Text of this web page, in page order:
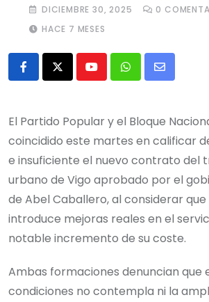
DICIEMBRE 30, 2025 0
HACE 7 MESES
YoutubeWhatsapp
Share
Email
El Partido Popular y el Bloque
coincidido este martes en calificar
e insuficiente el nuevo contrato del
urbano de Vigo aprobado por el
de Abel Caballero, al considerar
introduce mejoras reales en el
notable incremento de su coste.
Ambas formaciones denuncian que
condiciones no contempla ni la